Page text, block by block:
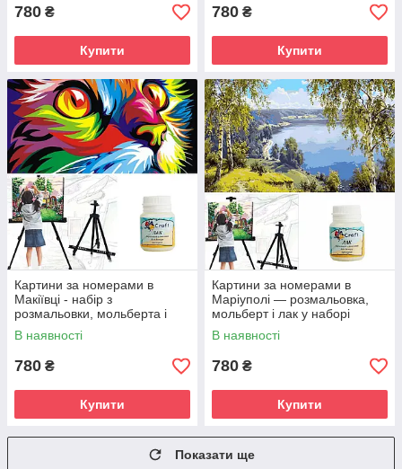
780 ₴
Купити
780 ₴
Купити
Картини за номерами в
Макіївці - набір з
розмальовки, мольберта і
лаку
В наявності
780 ₴
Купити
Картини за номерами в
Маріуполі — розмальовка,
мольберт і лак у наборі
В наявності
780 ₴
Купити
Показати ще